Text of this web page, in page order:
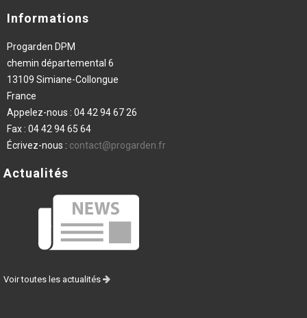
Informations
Progarden DPM
chemin départemental 6
13109 Simiane-Collongue
France
Appelez-nous : 04 42 94 67 26
Fax : 04 42 94 65 64
Écrivez-nous : contact@progarden.fr
Actualités
Voir toutes les actualités